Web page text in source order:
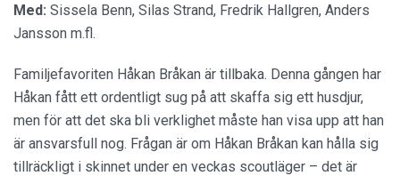
Med: Sissela Benn, Silas Strand, Fredrik Hallgren, Anders
Jansson m.fl.
Familjefavoriten Håkan Bråkan är tillbaka. Denna gången har
Håkan fått ett ordentligt sug på att skaffa sig ett husdjur,
men för att det ska bli verklighet måste han visa upp att han
är ansvarsfull nog. Frågan är om Håkan Bråkan kan hålla sig
tillräckligt i skinnet under en veckas scoutläger – det är